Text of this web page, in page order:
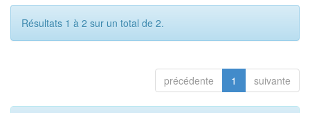
Résultats 1 à 2 sur un total de 2.
précédente 1 suivante